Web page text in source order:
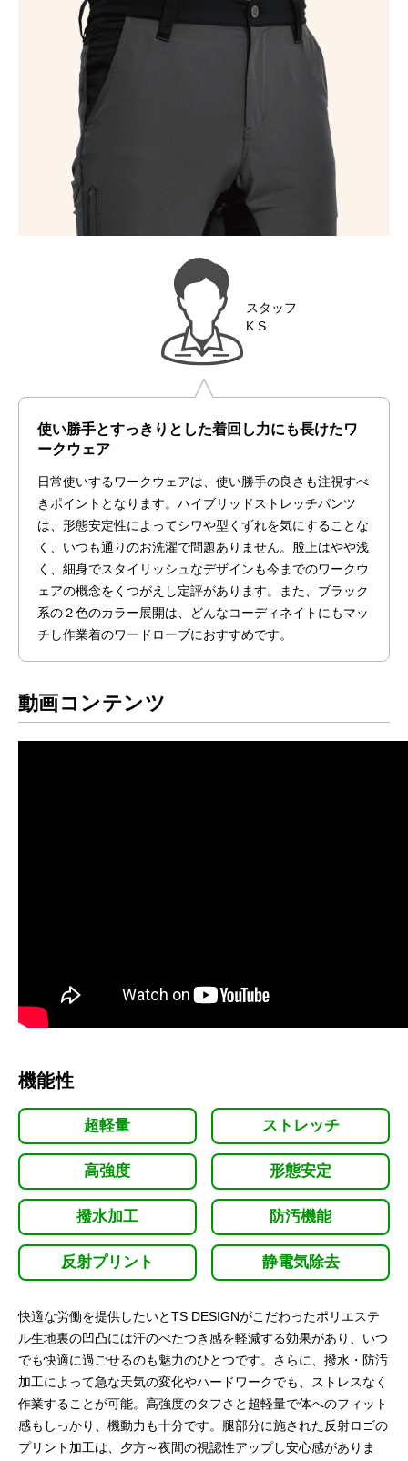
スタッフ
K.S
使い勝手とすっきりとした着回し力にも長けたワ
ークウェア
日常使いするワークウェアは、使い勝手の良さも注視すべ
きポイントとなります。ハイブリッドストレッチパンツ
は、形態安定性によってシワや型くずれを気にすることな
く、いつも通りのお洗濯で問題ありません。股上はやや浅
く、細身でスタイリッシュなデザインも今までのワークウ
ェアの概念をくつがえし定評があります。また、ブラック
系の２色のカラー展開は、どんなコーディネイトにもマッ
チし作業着のワードローブにおすすめです。
動画コンテンツ
機能性
超軽量 ストレッチ
高強度 形態安定
撥水加工 防汚機能
反射プリント 静電気除去
快適な労働を提供したいとTS DESIGNがこだわったポリエステ
ル生地裏の凹凸には汗のべたつき感を軽減する効果があり、いつ
でも快適に過ごせるのも魅力のひとつです。さらに、撥水・防汚
加工によって急な天気の変化やハードワークでも、ストレスなく
作業することが可能。高強度のタフさと超軽量で体へのフィット
感もしっかり、機動力も十分です。腿部分に施された反射ロゴの
プリント加工は、夕方～夜間の視認性アップし安心感がありま